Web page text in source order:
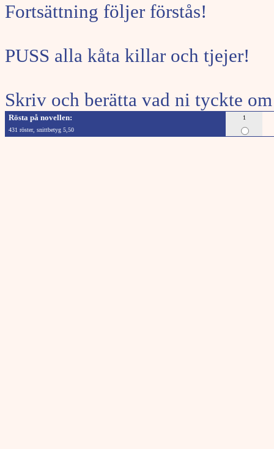
Fortsättning följer förstås!
PUSS alla kåta killar och tjejer!
Skriv och berätta vad ni tyckte
Rösta på novellen:
1
431 röster, snittbetyg 5,50